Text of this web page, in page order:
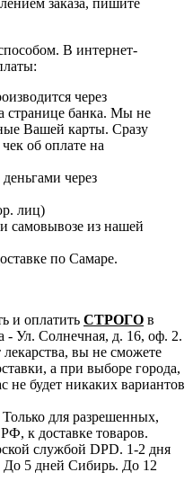
В интернет-
через
странице банка. Мы не
Вашей карты. Сразу
об оплате на
через
лиц)
самовывозе из нашей
по Самаре.
и оплатить СТРОГО в
- Ул. Солнечная, д. 16, оф. 2.
вы не сможете
а при выборе города,
не будет никаких вариантов
Только для разрешенных,
РФ, к доставке товаров.
службой DPD. 1-2 дня
До 5 дней Сибирь. До 12